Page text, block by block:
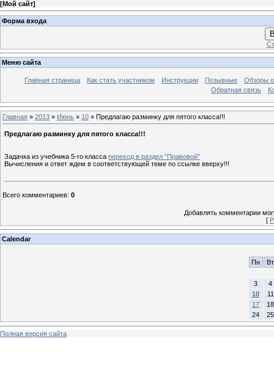
[Мой сайт]
Форма входа
Меню сайта
Главная страница Как стать участником Инструкции Позывные
Обзоры
Обратная связь
Главная » 2013 » Июнь » 10 » Предлагаю разминку для пятого класса!!!
Предлагаю разминку для пятого класса!!!
Задачка из учебника 5-го класса переход в раздел "Правовой"
Вычисления и ответ ждем в соответствующей теме по ссылке вверху!!!
Всего комментариев: 0
Добавлять комментарии
[
Calendar
Пн Вт
3
4
10
11
17
18
24
25
Полная версия сайта